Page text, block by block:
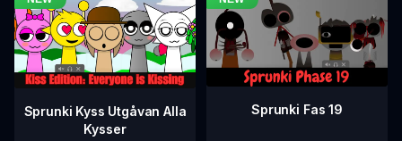
Sprunki Kyss Utgåvan Alla
Kysser
Sprunki Fas 19